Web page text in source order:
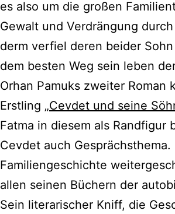
es also um die großen
Gewalt und Verdrängung
derm verfiel deren beider
dem besten Weg sein leben
Orhan Pamuks zweiter
Erstling „Cevdet und seine
Fatma in diesem als Randfigur
Cevdet auch
Familiengeschichte
allen seinen Büchern der
Sein literarischer Kniff, die